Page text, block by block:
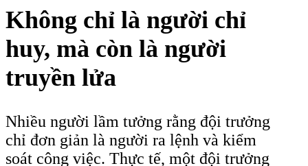
Không chỉ là người chỉ
huy, mà còn là người
truyền lửa
Nhiều người lầm tưởng rằng đội trưởng
chỉ đơn giản là người ra lệnh và kiểm
soát công việc. Thực tế, một đội trưởng